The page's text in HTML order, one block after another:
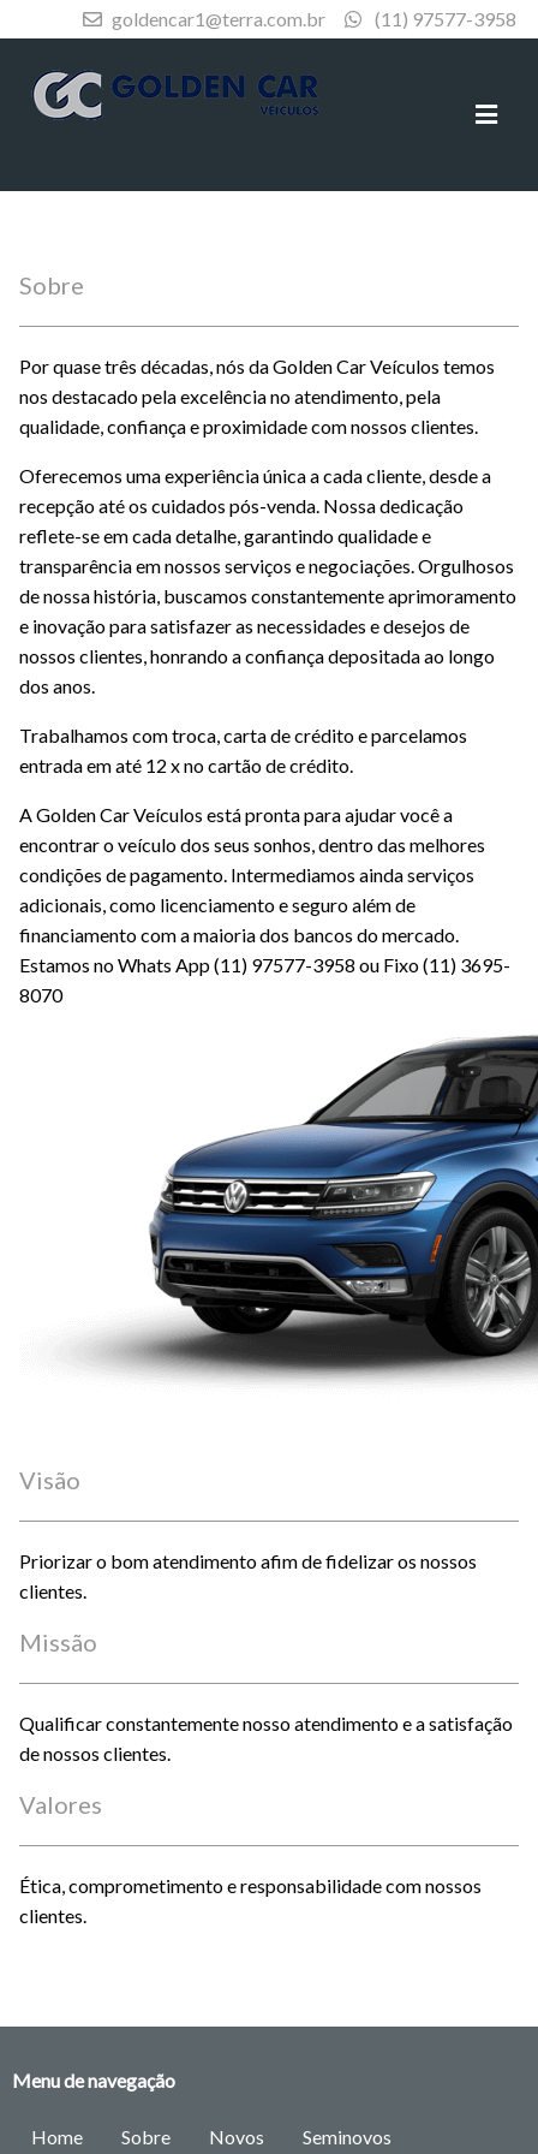
goldencar1@terra.com.br (11) 97577-3958
Sobre
Por quase três décadas, nós da Golden Car Veículos temos
nos destacado pela excelência no atendimento, pela
qualidade, confiança e proximidade com nossos clientes.
Oferecemos uma experiência única a cada cliente, desde a
recepção até os cuidados pós-venda. Nossa dedicação
reflete-se em cada detalhe, garantindo qualidade e
transparência em nossos serviços e negociações. Orgulhosos
de nossa história, buscamos constantemente aprimoramento
e inovação para satisfazer as necessidades e desejos de
nossos clientes, honrando a confiança depositada ao longo
dos anos.
Trabalhamos com troca, carta de crédito e parcelamos
entrada em até 12 x no cartão de crédito.
A Golden Car Veículos está pronta para ajudar você a
encontrar o veículo dos seus sonhos, dentro das melhores
condições de pagamento. Intermediamos ainda serviços
adicionais, como licenciamento e seguro além de
financiamento com a maioria dos bancos do mercado.
Estamos no Whats App (11) 97577-3958 ou Fixo (11) 3695-
8070
Visão
Priorizar o bom atendimento afim de fidelizar os nossos
clientes.
Missão
Qualificar constantemente nosso atendimento e a satisfação
de nossos clientes.
Valores
Ética, comprometimento e responsabilidade com nossos
clientes.
Menu de navegação
Home Sobre Novos Seminovos